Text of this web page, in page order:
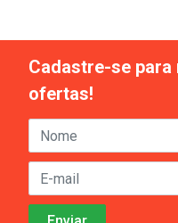
Cadastre-se
ofertas!